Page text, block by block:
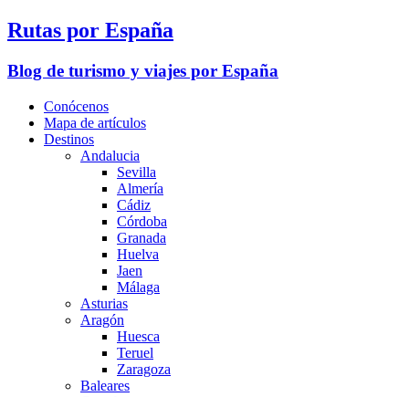
Rutas por España
Blog de turismo y viajes por España
Conócenos
Mapa de artículos
Destinos
Andalucia
Sevilla
Almería
Cádiz
Córdoba
Granada
Huelva
Jaen
Málaga
Asturias
Aragón
Huesca
Teruel
Zaragoza
Baleares